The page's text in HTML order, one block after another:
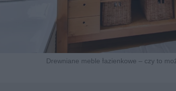
Drewniane meble łazienkowe – czy to